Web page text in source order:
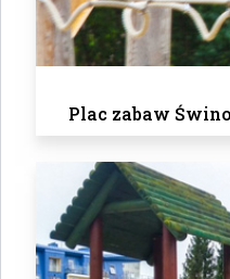
Plac zabaw